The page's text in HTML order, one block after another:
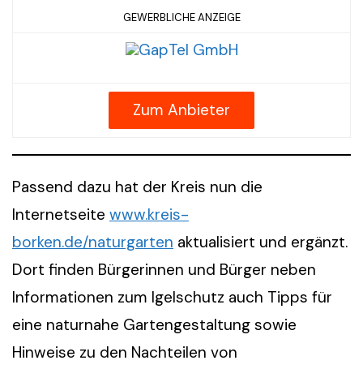
GEWERBLICHE ANZEIGE
Zum Anbieter
Passend dazu hat der Kreis nun die
Internetseite www.kreis-
borken.de/naturgarten aktualisiert und ergänzt.
Dort finden Bürgerinnen und Bürger neben
Informationen zum Igelschutz auch Tipps für
eine naturnahe Gartengestaltung sowie
Hinweise zu den Nachteilen von